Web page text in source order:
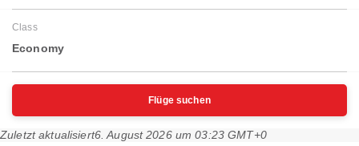
Class
Economy
Flüge suchen
Zuletzt aktualisiert6. August 2026 um 03:23 GMT+0